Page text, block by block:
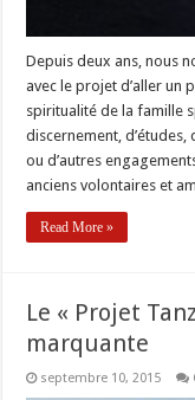
Depuis deux ans, nous
avec le projet d’aller un
spiritualité de la famille
discernement,
ou d’autres
anciens volontaires et
Read More »
Le « Projet
marquante
septembre 10, 2015